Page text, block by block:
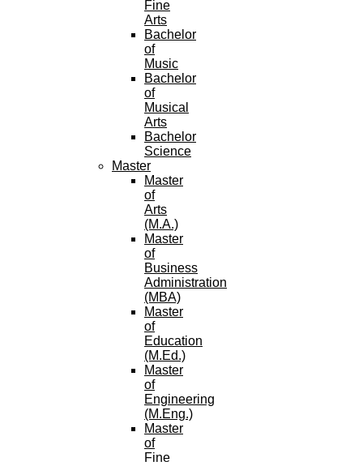
Fine
Arts
Bachelor
of
Music
Bachelor
of
Musical
Arts
Bachelor
Science
Master
Master
of
Arts
(M.A.)
Master
of
Business
Administration
(MBA)
Master
of
Education
(M.Ed.)
Master
of
Engineering
(M.Eng.)
Master
of
Fine